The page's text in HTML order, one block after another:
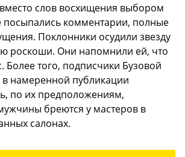
слов восхищения выбором
посыпались комментарии, полные
Поклонники осудили звезду
роскоши. Они напомнили ей, что
Более того, подписчики Бузовой
намеренной публикации
по их предположениям,
бреются у мастеров в
салонах.